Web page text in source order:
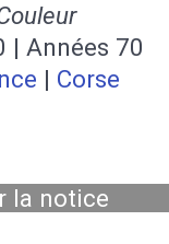
| Années 70
| Corse
la notice